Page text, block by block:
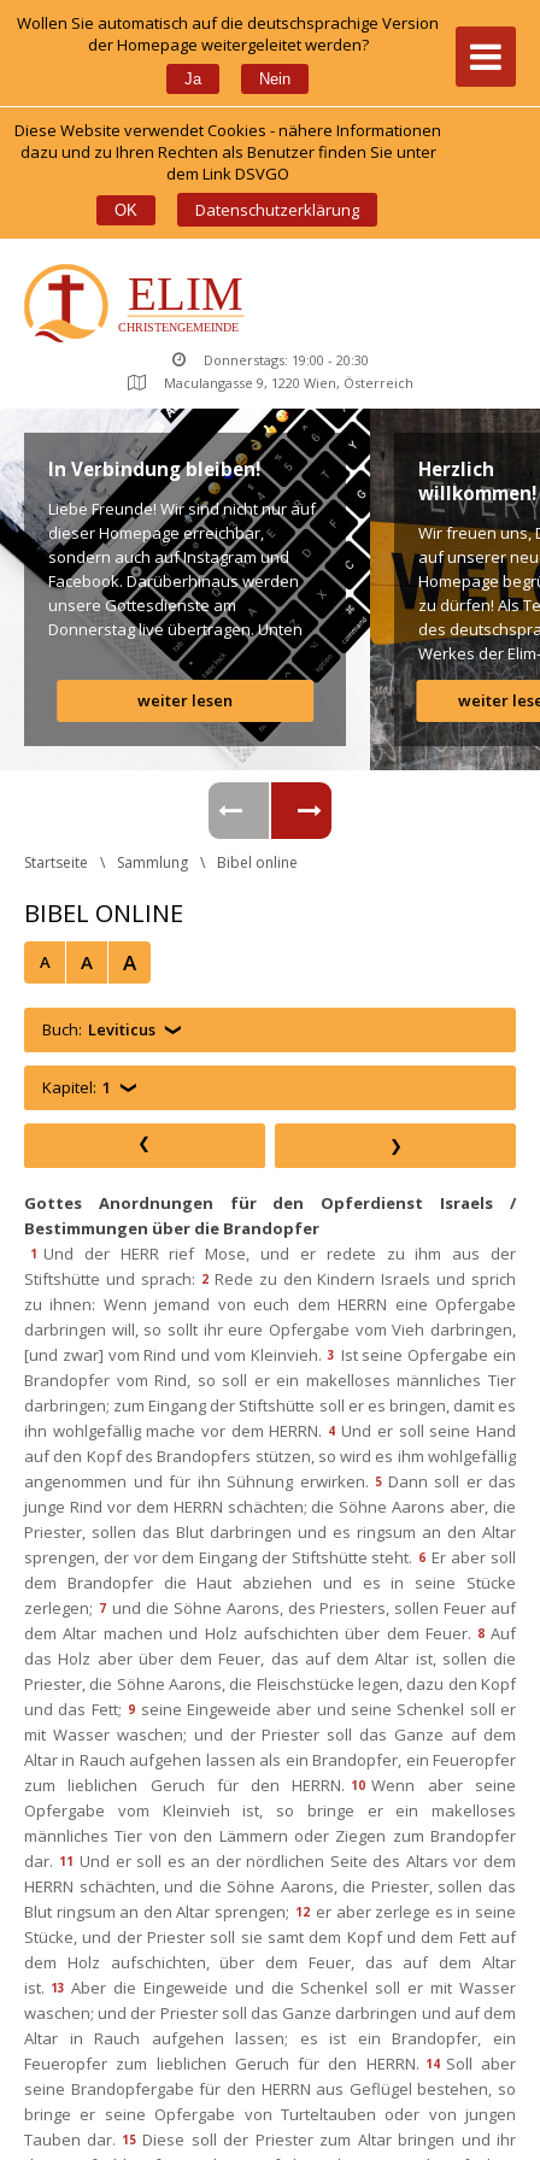
Wollen Sie automatisch auf die deutschsprachige Version
der Homepage weitergeleitet werden?
Ja Nein
Diese Website verwendet Cookies - nähere Informationen
dazu und zu Ihren Rechten als Benutzer finden Sie unter
dem Link DSVGO
OK Datenschutzerklärung
Donnerstags: 19:00 - 20:30
Maculangasse 9, 1220 Wien, Österreich
In Verbindung bleiben!
Liebe Freunde! Wir sind nicht nur auf
dieser Homepage erreichbar,
ondern auch auf Instagram und
Facebook. Darüberhinaus werden
unsere Gottesdienste am
Donnerstag live übertragen. Unten
findet Ihr dazu alle Links. Gottes
Segen! Live-Übertragung
Gottesdienst: http://ro.elim.at/live
Instagram: http://elim.wien
Facebook:
https://www.facebook.com/elimwien/
Photo by iabzd on Unsplash
weiter lesen
Herzlich
willkommen!
Wir freuen uns,
auf unserer
Homepage
zu dürfen! Als
des
Werkes der Elim-
Gemeinde ist
uns ein großes
Anliegen […]
weiter
Startseite Sammlung Bibel online
BIBEL ONLINE
A A A
Buch: Leviticu
Kapitel: 1
Gottes Anordnungen für den Opferdienst Israels /
Bestimmungen über die Brandopfer
1 Und der HERR rief Mose, und er redete zu ihm aus der
Stiftshütte und sprach: 2 Rede zu den Kindern Israels und sprich
zu ihnen: Wenn jemand von euch dem HERRN eine Opfergabe
darbringen will, so sollt ihr eure Opfergabe vom Vieh darbringen,
[und zwar] vom Rind und vom Kleinvieh. 3 Ist seine Opfergabe ein
Brandopfer vom Rind, so soll er ein makelloses männliches Tier
darbringen; zum Eingang der Stiftshütte soll er es bringen, damit es
ihn wohlgefällig mache vor dem HERRN. 4 Und er soll seine Hand
auf den Kopf des Brandopfers stützen, so wird es ihm wohlgefällig
angenommen und für ihn Sühnung erwirken. 5 Dann soll er das
junge Rind vor dem HERRN schächten; die Söhne Aarons aber, die
Priester, sollen das Blut darbringen und es ringsum an den Altar
prengen, der vor dem Eingang der Stiftshütte steht. 6 Er aber soll
dem Brandopfer die Haut abziehen und es in seine Stücke
zerlegen; 7 und die Söhne Aarons, des Priesters, sollen Feuer auf
dem Altar machen und Holz aufschichten über dem Feuer. 8 Auf
das Holz aber über dem Feuer, das auf dem Altar ist, sollen die
Priester, die Söhne Aarons, die Fleischstücke legen, dazu den Kopf
und das Fett; 9 eine Eingeweide aber und seine Schenkel soll er
mit Wasser waschen; und der Priester soll das Ganze auf dem
Altar in Rauch aufgehen lassen als ein Brandopfer, ein Feueropfer
zum lieblichen Geruch für den HERRN. 10 Wenn aber seine
Opfergabe vom Kleinvieh ist, so bringe er ein makelloses
männliches Tier von den Lämmern oder Ziegen zum Brandopfer
dar. 11 Und er soll es an der nördlichen Seite des Altars vor dem
HERRN schächten, und die Söhne Aarons, die Priester, sollen das
Blut ringsum an den Altar sprengen; 12 er aber zerlege es in seine
Stücke, und der Priester soll sie samt dem Kopf und dem Fett auf
dem Holz aufschichten, über dem Feuer, das auf dem Altar
ist. 13 Aber die Eingeweide und die Schenkel soll er mit Wasser
waschen; und der Priester soll das Ganze darbringen und auf dem
Altar in Rauch aufgehen lassen; es ist ein Brandopfer, ein
Feueropfer zum lieblichen Geruch für den HERRN. 14 Soll aber
eine Brandopfergabe für den HERRN aus Geflügel bestehen, so
bringe er seine Opfergabe von Turteltauben oder von jungen
Tauben dar. 15 Diese soll der Priester zum Altar bringen und ihr